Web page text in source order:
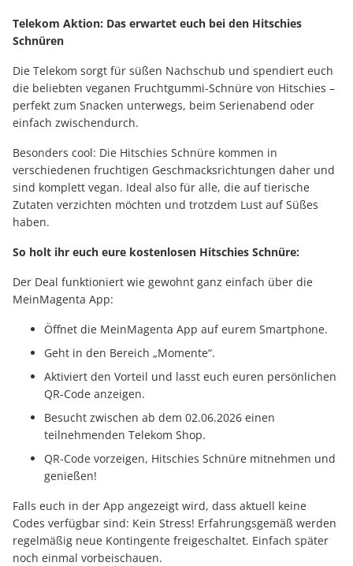
Telekom Aktion: Das erwartet euch bei den Hitschies
Schnüren
Die Telekom sorgt für süßen Nachschub und spendiert euch
die beliebten veganen Fruchtgummi-Schnüre von Hitschies –
perfekt zum Snacken unterwegs, beim Serienabend oder
einfach zwischendurch.
Besonders cool: Die Hitschies Schnüre kommen in
verschiedenen fruchtigen Geschmacksrichtungen daher und
sind komplett vegan. Ideal also für alle, die auf tierische
Zutaten verzichten möchten und trotzdem Lust auf Süßes
haben.
So holt ihr euch eure kostenlosen Hitschies Schnüre:
Der Deal funktioniert wie gewohnt ganz einfach über die
MeinMagenta App:
Öffnet die MeinMagenta App auf eurem Smartphone.
Geht in den Bereich „Momente“.
Aktiviert den Vorteil und lasst euch euren persönlichen
QR-Code anzeigen.
Besucht zwischen ab dem 02.06.2026 einen
teilnehmenden Telekom Shop.
QR-Code vorzeigen, Hitschies Schnüre mitnehmen und
genießen!
Falls euch in der App angezeigt wird, dass aktuell keine
Codes verfügbar sind: Kein Stress! Erfahrungsgemäß werden
regelmäßig neue Kontingente freigeschaltet. Einfach später
noch einmal vorbeischauen.